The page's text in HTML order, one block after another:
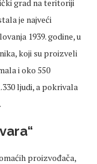
grad na teritoriji
je najveći
1939. godine, u
koji su proizveli
i oko 550
ljudi, a pokrivala
proizvođača,